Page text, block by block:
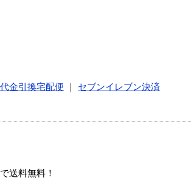
代金引換宅配便
セブンイレブン決済
送料無料！